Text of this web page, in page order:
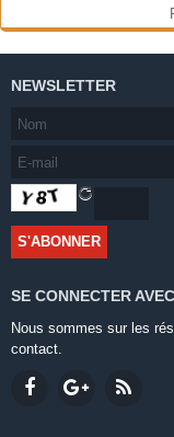
NEWSLETTER
SE CONNECTER
Nous sommes sur les
contact.